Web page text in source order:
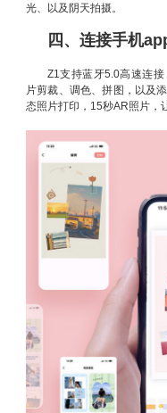
光、以及阴天拍摄。
四、连接手机
Z1支持蓝牙5.0高速连
片剪裁、调色、拼图，以及
态照片打印，15秒AR照片，